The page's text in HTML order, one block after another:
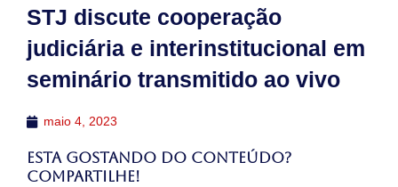
STJ discute cooperação
judiciária e interinstitucional em
seminário transmitido ao vivo
maio 4, 2023
Esta gostando do conteúdo?
Compartilhe!